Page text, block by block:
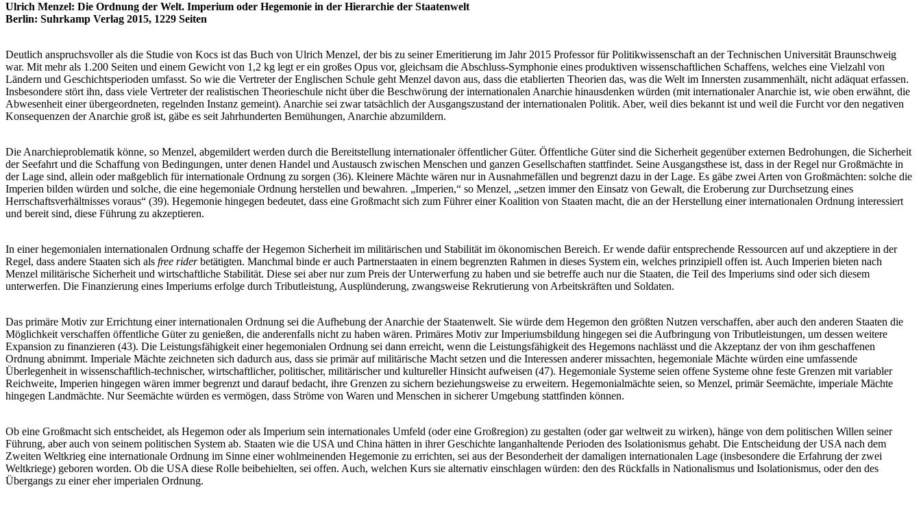
Ulrich Menzel: Die Ordnung der Welt. Imperium oder Hegemonie in der Hierarchie der Staatenwelt
Berlin: Suhrkamp Verlag 2015, 1229 Seiten
Deutlich anspruchsvoller als die Studie von Kocs ist das Buch von Ulrich Menzel, der bis zu seiner Emeritierung im Jahr 2015 Professor für Politikwissenschaft an der Technischen Universität Braunschweig
war. Mit mehr als 1.200 Seiten und einem Gewicht von 1,2 kg legt er ein großes Opus vor, gleichsam die Abschluss-Symphonie eines produktiven wissenschaftlichen Schaffens, welches eine Vielzahl von
Ländern und Geschichtsperioden umfasst. So wie die Vertreter der Englischen Schule geht Menzel davon aus, dass die etablierten Theorien das, was die Welt im Innersten zusammenhält, nicht adäquat erfassen.
Insbesondere stört ihn, dass viele Vertreter der realistischen Theorieschule nicht über die Beschwörung der internationalen Anarchie hinausdenken würden (mit internationaler Anarchie ist, wie oben erwähnt, die
Abwesenheit einer übergeordneten, regelnden Instanz gemeint). Anarchie sei zwar tatsächlich der Ausgangszustand der internationalen Politik. Aber, weil dies bekannt ist und weil die Furcht vor den negativen
Konsequenzen der Anarchie groß ist, gäbe es seit Jahrhunderten Bemühungen, Anarchie abzumildern.
Die Anarchieproblematik könne, so Menzel, abgemildert werden durch die Bereitstellung internationaler öffentlicher Güter. Öffentliche Güter sind die Sicherheit gegenüber externen Bedrohungen, die Sicherheit
der Seefahrt und die Schaffung von Bedingungen, unter denen Handel und Austausch zwischen Menschen und ganzen Gesellschaften stattfindet. Seine Ausgangsthese ist, dass in der Regel nur Großmächte in
der Lage sind, allein oder maßgeblich für internationale Ordnung zu sorgen (36). Kleinere Mächte wären nur in Ausnahmefällen und begrenzt dazu in der Lage. Es gäbe zwei Arten von Großmächten: solche die
Imperien bilden würden und solche, die eine hegemoniale Ordnung herstellen und bewahren. „Imperien,“ so Menzel, „setzen immer den Einsatz von Gewalt, die Eroberung zur Durchsetzung eines
Herrschaftsverhältnisses voraus“ (39). Hegemonie hingegen bedeutet, dass eine Großmacht sich zum Führer einer Koalition von Staaten macht, die an der Herstellung einer internationalen Ordnung interessiert
und bereit sind, diese Führung zu akzeptieren.
In einer hegemonialen internationalen Ordnung schaffe der Hegemon Sicherheit im militärischen und Stabilität im ökonomischen Bereich. Er wende dafür entsprechende Ressourcen auf und akzeptiere in der
Regel, dass andere Staaten sich als free riderbetätigten. Manchmal binde er auch Partnerstaaten in einem begrenzten Rahmen in dieses System ein, welches prinzipiell offen ist. Auch Imperien bieten nach
Menzel militärische Sicherheit und wirtschaftliche Stabilität. Diese sei aber nur zum Preis der Unterwerfung zu haben und sie betreffe auch nur die Staaten, die Teil des Imperiums sind oder sich diesem
unterwerfen. Die Finanzierung eines Imperiums erfolge durch Tributleistung, Ausplünderung, zwangsweise Rekrutierung von Arbeitskräften und Soldaten.
Das primäre Motiv zur Errichtung einer internationalen Ordnung sei die Aufhebung der Anarchie der Staatenwelt. Sie würde dem Hegemon den größten Nutzen verschaffen, aber auch den anderen Staaten die
Möglichkeit verschaffen öffentliche Güter zu genießen, die anderenfalls nicht zu haben wären. Primäres Motiv zur Imperiumsbildung hingegen sei die Aufbringung von Tributleistungen, um dessen weitere
Expansion zu finanzieren (43). Die Leistungsfähigkeit einer hegemonialen Ordnung sei dann erreicht, wenn die Leistungsfähigkeit des Hegemons nachlässt und die Akzeptanz der von ihm geschaffenen
Ordnung abnimmt. Imperiale Mächte zeichneten sich dadurch aus, dass sie primär auf militärische Macht setzen und die Interessen anderer missachten, hegemoniale Mächte würden eine umfassende
Überlegenheit in wissenschaftlich-technischer, wirtschaftlicher, politischer, militärischer und kultureller Hinsicht aufweisen (47). Hegemoniale Systeme seien offene Systeme ohne feste Grenzen mit variabler
Reichweite, Imperien hingegen wären immer begrenzt und darauf bedacht, ihre Grenzen zu sichern beziehungsweise zu erweitern. Hegemonialmächte seien, so Menzel, primär Seemächte, imperiale Mächte
hingegen Landmächte. Nur Seemächte würden es vermögen, dass Ströme von Waren und Menschen in sicherer Umgebung stattfinden können.
Ob eine Großmacht sich entscheidet, als Hegemon oder als Imperium sein internationales Umfeld (oder eine Großregion) zu gestalten (oder gar weltweit zu wirken), hänge von dem politischen Willen seiner
Führung, aber auch von seinem politischen System ab. Staaten wie die USA und China hätten in ihrer Geschichte langanhaltende Perioden des Isolationismus gehabt. Die Entscheidung der USA nach dem
Zweiten Weltkrieg eine internationale Ordnung im Sinne einer wohlmeinenden Hegemonie zu errichten, sei aus der Besonderheit der damaligen internationalen Lage (insbesondere die Erfahrung der zwei
Weltkriege) geboren worden. Ob die USA diese Rolle beibehielten, sei offen. Auch, welchen Kurs sie alternativ einschlagen würden: den des Rückfalls in Nationalismus und Isolationismus, oder den des
Übergangs zu einer eher imperialen Ordnung.